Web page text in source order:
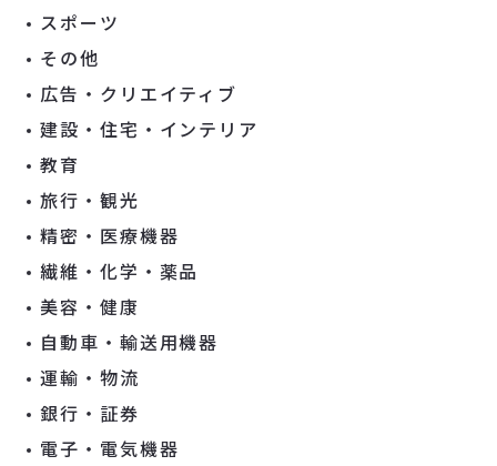
スポーツ
その他
広告・クリエイティブ
建設・住宅・インテリア
教育
旅行・観光
精密・医療機器
繊維・化学・薬品
美容・健康
自動車・輸送用機器
運輸・物流
銀行・証券
電子・電気機器